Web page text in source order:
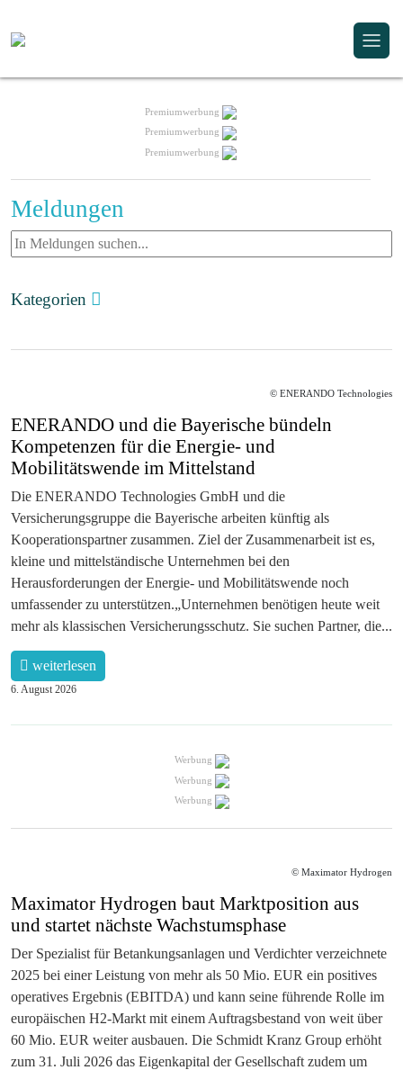
Premiumwerbung
Premiumwerbung
Premiumwerbung
Meldungen
Kategorien
© ENERANDO Technologies
ENERANDO und die Bayerische bündeln
Kompetenzen für die Energie- und
Mobilitätswende im Mittelstand
Die ENERANDO Technologies GmbH und die
Versicherungsgruppe die Bayerische arbeiten künftig als
Kooperationspartner zusammen. Ziel der Zusammenarbeit ist es,
kleine und mittelständische Unternehmen bei den
Herausforderungen der Energie- und Mobilitätswende noch
umfassender zu unterstützen.„Unternehmen benötigen heute weit
mehr als klassischen Versicherungsschutz. Sie suchen Partner, die...
weiterlesen
6. August 2026
Werbung
Werbung
Werbung
© Maximator Hydrogen
Maximator Hydrogen baut Marktposition aus
und startet nächste Wachstumsphase
Der Spezialist für Betankungsanlagen und Verdichter verzeichnete
2025 bei einer Leistung von mehr als 50 Mio. EUR ein positives
operatives Ergebnis (EBITDA) und kann seine führende Rolle im
europäischen H2-Markt mit einem Auftragsbestand von weit über
60 Mio. EUR weiter ausbauen. Die Schmidt Kranz Group erhöht
zum 31. Juli 2026 das Eigenkapital der Gesellschaft zudem um